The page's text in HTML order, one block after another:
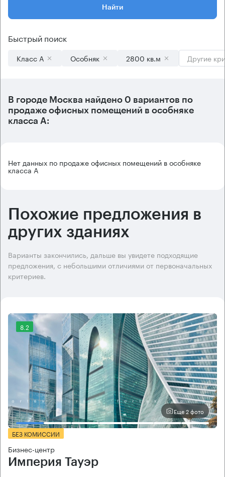
Найти
Быстрый поиск
Класс А Особняк 2800 кв.м Другие
В городе Москва найдено 0 вариантов по
продаже офисных помещений в особняке
класса А:
Нет данных по продаже офисных помещений в особняке
класса А
Похожие предложения в
других зданиях
Варианты закончились, дальше вы увидете подходящие
предложения, с небольшими отличиями от первоначальных
критериев.
8.2
Еще 2 фото
БЕЗ КОМИССИИ
Бизнес-центр
Империя Тауэр